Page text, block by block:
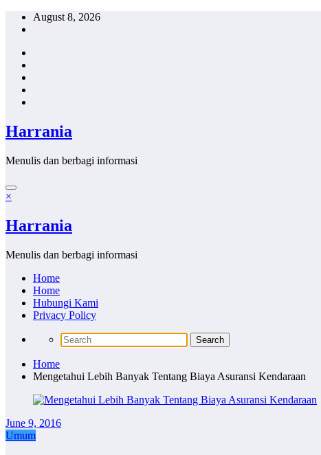
Skip
August 8, 2026
Harrania
Menulis dan berbagi informasi
×
Harrania
Menulis dan berbagi informasi
Home
Home
Hubungi Kami
Privacy Policy
Home
Mengetahui Lebih Banyak Tentang Biaya Asuransi Kendaraan
June 9, 2016
Umum